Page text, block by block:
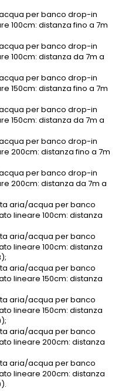
per banco drop-in
100cm: distanza fino a 7m
per banco drop-in
100cm: distanza da 7m a
per banco drop-in
150cm: distanza fino a 7m
per banco drop-in
150cm: distanza da 7m a
per banco drop-in
200cm: distanza fino a 7m
per banco drop-in
200cm: distanza da 7m a
aria/acqua per banco
lineare 100cm: distanza
aria/acqua per banco
lineare 100cm: distanza
aria/acqua per banco
lineare 150cm: distanza
aria/acqua per banco
lineare 150cm: distanza
aria/acqua per banco
lineare 200cm: distanza
aria/acqua per banco
lineare 200cm: distanza